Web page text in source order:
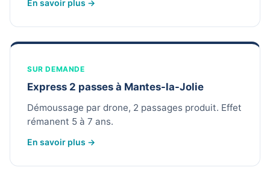
En savoir plus →
SUR DEMANDE
Express 2 passes à Mantes-la-Jolie
Démoussage par drone, 2 passages produit. Effet
rémanent 5 à 7 ans.
En savoir plus →